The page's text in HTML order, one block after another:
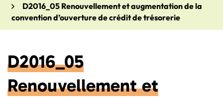
D2016_05 Renouvellement et augmentation de la
convention d’ouverture de crédit de trésorerie
D2016_05
Renouvellement et